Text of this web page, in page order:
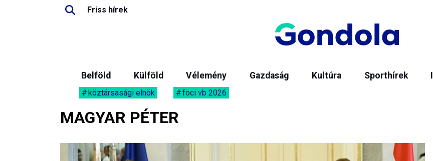
Friss hírek
Belföld Külföld Vélemény Gazdaság Kultúra Sporthírek
köztársasági elnök foci vb 2026
MAGYAR PÉTER